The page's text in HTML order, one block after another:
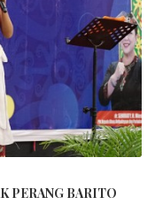
PERANG BARITO